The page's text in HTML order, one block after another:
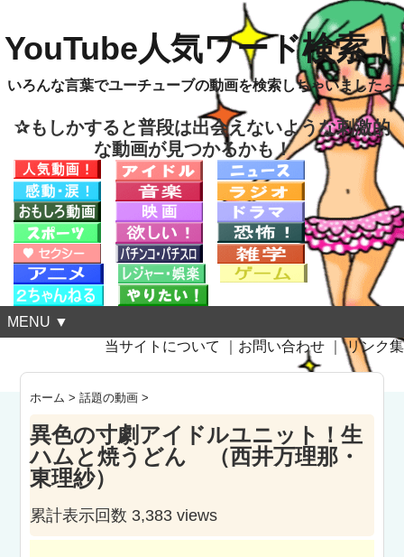
YouTube人気ワード検索！
いろんな言葉でユーチューブの動画を検索しちゃいました～
✰もしかすると普段は出会えないような刺激的
な動画が見つかるかも！
MENU ▼
当サイトについて
お問い合わせ ｜リンク集
ホーム >話題の動画 >
異色の寸劇アイドルユニット！生
ハムと焼うどん （西井万理那・
東理紗）
累計表示回数 3,383 views